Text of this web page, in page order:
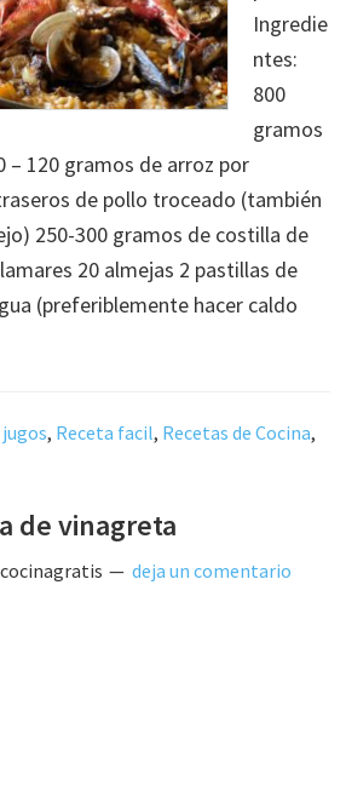
Ingredie
ntes:
800
gramos
– 120 gramos de arroz por
de pollo troceado (también
250-300 gramos de costilla de
20 almejas 2 pastillas de
(preferiblemente hacer caldo
jugos, Receta facil, Recetas de Cocina,
de vinagreta
deja un comentario